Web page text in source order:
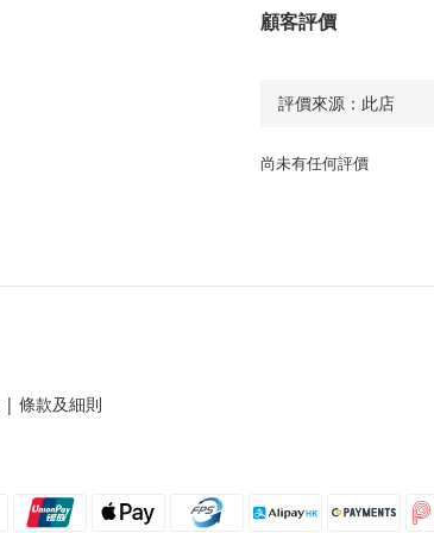
顧客評價
尚未有任何評價
| 條款及細則